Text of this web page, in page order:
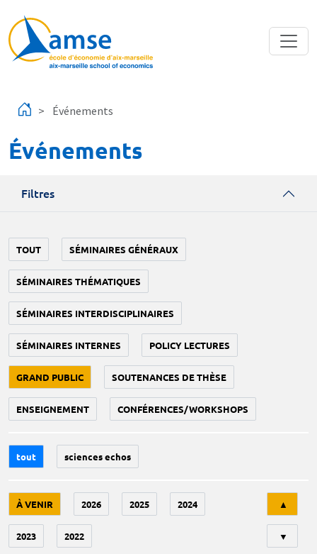
Événements
Événements
Filtres
TOUT SÉMINAIRES GÉNÉRAUX
SÉMINAIRES THÉMATIQUES
SÉMINAIRES INTERDISCIPLINAIRES
SÉMINAIRES INTERNES POLICY LECTURES
GRAND PUBLIC SOUTENANCES DE THÈSE
ENSEIGNEMENT CONFÉRENCES/WORKSHOPS
tout sciences echos
À VENIR 2026 2025 2024
2023 2022
▲
▼